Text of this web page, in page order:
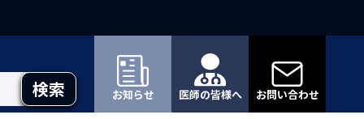
お知らせ 医師の皆様へ お問い合わせ